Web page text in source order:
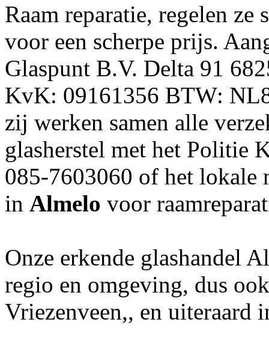
Raam reparatie, regelen
voor een scherpe prijs.
Glaspunt B.V. Delta 91
KvK: 09161356 BTW:
zij werken samen alle
glasherstel met het Politie
085-7603060 of het lokale
in Almelo voor
Onze erkende glashandel
regio en omgeving, dus
Vriezenveen,, en uiteraard